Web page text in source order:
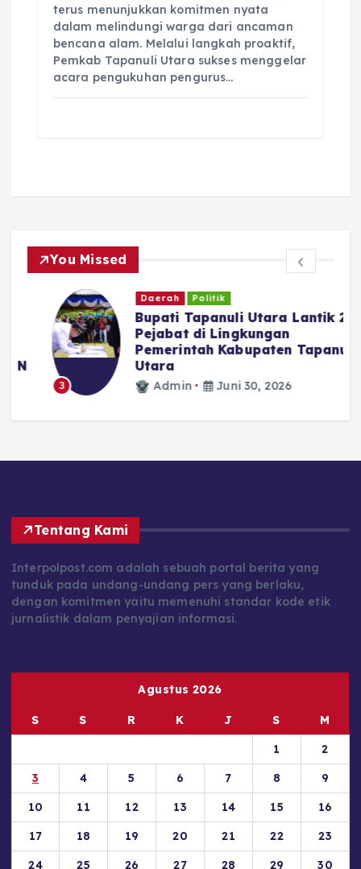
terus menunjukkan komitmen nyata
dalam melindungi warga dari ancaman
bencana alam. Melalui langkah proaktif,
Pemkab Tapanuli Utara sukses menggelar
acara pengukuhan pengurus…
You Missed
Daerah Politik
Bupati Tapanuli Utara Lantik 23
Pejabat di Lingkungan
Pemerintah Kabupaten Tapanuli
Utara
Admin Juni 30, 2026
Tentang Kami
Interpolpost.com adalah sebuah portal berita yang
tunduk pada undang-undang pers yang berlaku,
dengan komitmen yaitu memenuhi standar kode etik
jurnalistik dalam penyajian informasi.
Agustus 2026
S S R K J S
M
1
2
3
4 5 6 7 8
9
10
11 12 13 14 15
16
17
18 19 20 21 22
23
24
25 26 27 28 29
30